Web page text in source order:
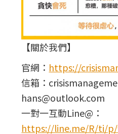
【關於我們】
官網： https://
信箱：
hans@outlook.com
一對一互動Line@：
https://line.me/R/ti/p/